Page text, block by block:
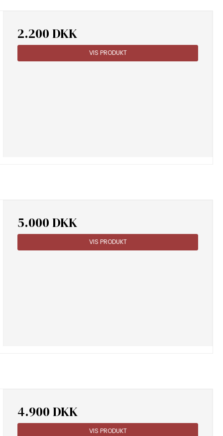
2.200 DKK
VIS PRODUKT
5.000 DKK
VIS PRODUKT
4.900 DKK
VIS PRODUKT